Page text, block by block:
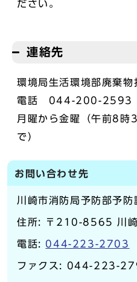
ださい。
連絡先
環境局生活環境部廃棄物
電話 044-200-2593
月曜から金曜（午前8
で）
お問い合わせ先
川崎市消防局予防部予防
住所: 〒210-8565 川
電話: 044-223-2703
ファクス: 044-223-